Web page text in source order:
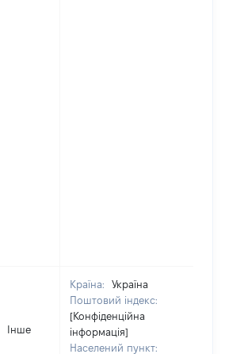
Інше
Країна:
Україна
Поштовий індекс:
[Конфіденційна
інформація]
Населений пункт: